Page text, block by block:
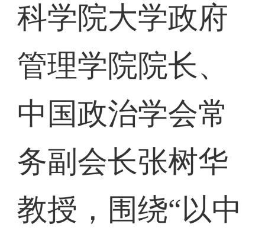
科学院大学政府
管理学院院长、
中国政治学会常
务副会长张树华
教授，围绕“以中